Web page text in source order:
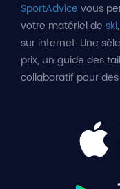
SportAdvice vous
votre matériel de ski
sur internet. Une
prix, un guide des
collaboratif pour